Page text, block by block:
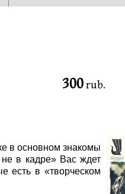
300rub.
в основном знакомы
в кадре» Вас ждет
есть в «творческом